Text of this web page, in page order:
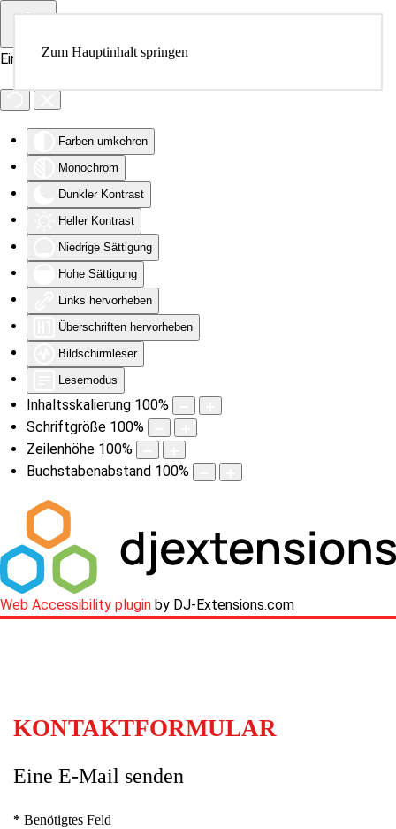
Eingabehilfen öffnen
Farben umkehren
Monochrom
Dunkler Kontrast
Heller Kontrast
Niedrige Sättigung
Hohe Sättigung
Links hervorheben
Überschriften hervorheben
Bildschirmleser
Lesemodus
Inhaltsskalierung 100%
Schriftgröße 100%
Zeilenhöhe 100%
Buchstabenabstand 100%
Web Accessibility plugin by DJ-Extensions.com
Zum Hauptinhalt springen
KONTAKTFORMULAR
Eine E-Mail senden
* Benötigtes Feld